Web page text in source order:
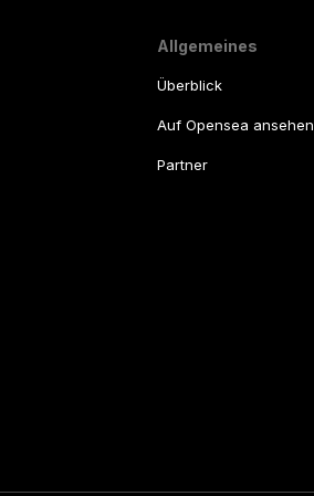
Allgemeines
Überblick
Auf Opensea ansehen
Partner